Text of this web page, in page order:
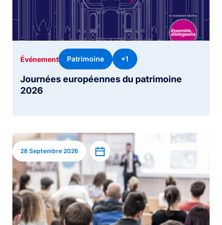
Journées européennes du patrimoine
2026
Événement Patrimoine +1
Image
28 Septembre 2026 Ajouter à l’agenda